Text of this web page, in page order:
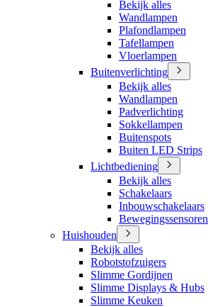
Bekijk alles
Wandlampen
Plafondlampen
Tafellampen
Vloerlampen
Buitenverlichting
Bekijk alles
Wandlampen
Padverlichting
Sokkellampen
Buitenspots
Buiten LED Strips
Lichtbediening
Bekijk alles
Schakelaars
Inbouwschakelaars
Bewegingssensoren
Huishouden
Bekijk alles
Robotstofzuigers
Slimme Gordijnen
Slimme Displays & Hubs
Slimme Keuken